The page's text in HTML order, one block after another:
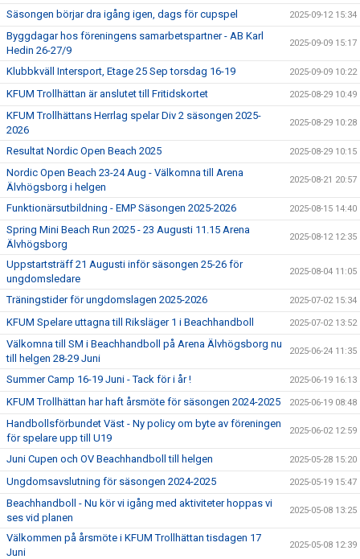
Säsongen börjar dra igång igen, dags för cupspel 2025-09-12 15:34
Byggdagar hos föreningens samarbetspartner - AB Karl
Hedin 26-27/9
2025-09-09 15:17
Klubbkväll Intersport, Etage 25 Sep torsdag 16-19 2025-09-09 10:22
KFUM Trollhättan är anslutet till Fritidskortet 2025-08-29 10:49
KFUM Trollhättans Herrlag spelar Div 2 säsongen 2025-
2026
2025-08-29 10:28
Resultat Nordic Open Beach 2025 2025-08-29 10:15
Nordic Open Beach 23-24 Aug - Välkomna till Arena
Älvhögsborg i helgen
2025-08-21 20:57
Funktionärsutbildning - EMP Säsongen 2025-2026 2025-08-15 14:40
Spring Mini Beach Run 2025 - 23 Augusti 11.15 Arena
Älvhögsborg
2025-08-12 12:35
Uppstartsträff 21 Augusti inför säsongen 25-26 för
ungdomsledare
2025-08-04 11:05
Träningstider för ungdomslagen 2025-2026 2025-07-02 15:34
KFUM Spelare uttagna till Riksläger 1 i Beachhandboll 2025-07-02 13:52
Välkomna till SM i Beachhandboll på Arena Älvhögsborg nu
till helgen 28-29 Juni
2025-06-24 11:35
Summer Camp 16-19 Juni - Tack för i år ! 2025-06-19 16:13
KFUM Trollhättan har haft årsmöte för säsongen 2024-2025 2025-06-19 08:48
Handbollsförbundet Väst - Ny policy om byte av föreningen
för spelare upp till U19
2025-06-02 12:59
Juni Cupen och OV Beachhandboll till helgen 2025-05-28 15:20
Ungdomsavslutning för säsongen 2024-2025 2025-05-19 15:47
Beachhandboll - Nu kör vi igång med aktiviteter hoppas vi
ses vid planen
2025-05-08 13:25
Välkommen på årsmöte i KFUM Trollhättan tisdagen 17
Juni
2025-05-08 12:39